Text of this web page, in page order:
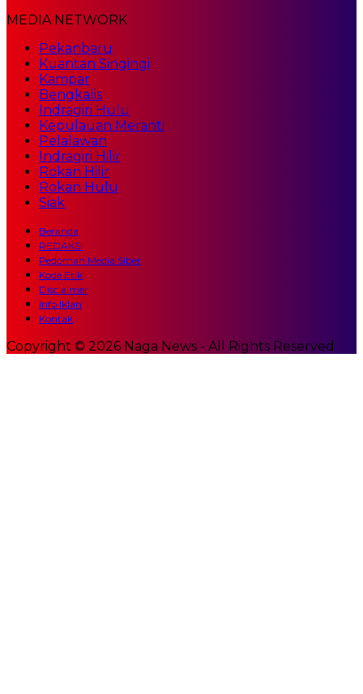
MEDIA NETWORK
Pekanbaru
Kuantan Singingi
Kampar
Bengkalis
Indragiri Hulu
Kepulauan Meranti
Pelalawan
Indragiri Hilir
Rokan Hilir
Rokan Hulu
Siak
Beranda
REDAKSI
Pedoman Media Siber
Kode Etik
Disclaimer
Info Iklan
Kontak
Copyright © 2026 Naga News - All Rights Reserved